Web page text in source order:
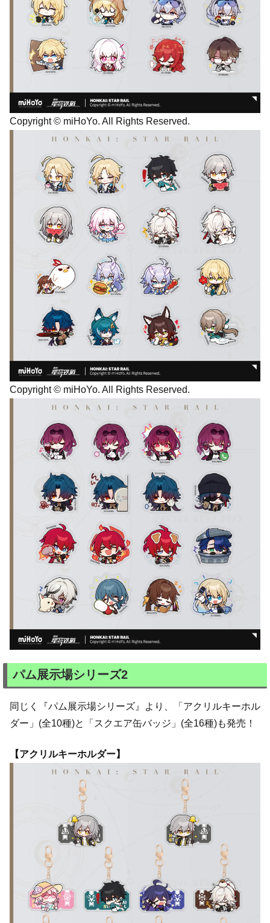
Copyright © miHoYo. All Rights Reserved.
Copyright © miHoYo. All Rights Reserved.
パム展示場シリーズ2
同じく『パム展示場シリーズ』より、「アクリルキーホル
ダー」(全10種)と「スクエア缶バッジ」(全16種)も発売！
【アクリルキーホルダー】